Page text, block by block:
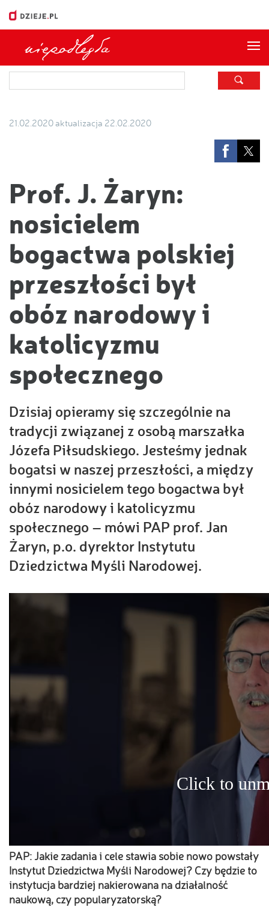
21.02.2020aktualizacja 22.02.2020
Prof. J. Żaryn:
nosicielem
bogactwa polskiej
przeszłości był
obóz narodowy i
katolicyzmu
społecznego
Dzisiaj opieramy się szczególnie na
tradycji związanej z osobą marszałka
Józefa Piłsudskiego. Jesteśmy jednak
bogatsi w naszej przeszłości, a między
innymi nosicielem tego bogactwa był
obóz narodowy i katolicyzmu
społecznego – mówi PAP prof. Jan
Żaryn, p.o. dyrektor Instytutu
Dziedzictwa Myśli Narodowej.
PAP: Jakie zadania i cele stawia sobie nowo powstały
Instytut Dziedzictwa Myśli Narodowej? Czy będzie to
instytucja bardziej nakierowana na działalność
naukową, czy popularyzatorską?